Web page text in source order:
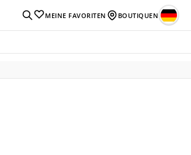
MEINE FAVORITEN BOUTIQUEN